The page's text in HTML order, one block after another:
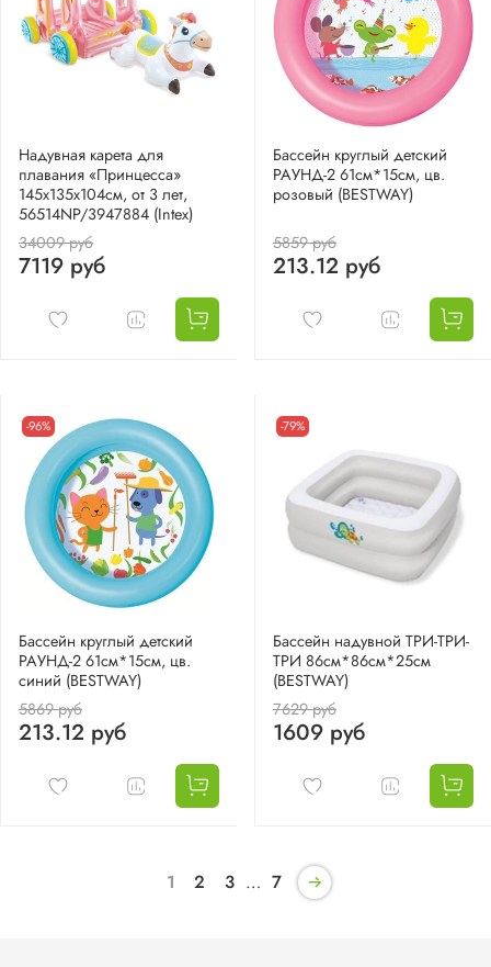
Надувная карета для
плавания «Принцесса»
145х135х104см, от 3 лет,
56514NP/3947884 (Intex)
34009 руб
7119 руб
Бассейн круглый детский
РАУНД-2 61см*15см, цв.
розовый (BESTWAY)
5859 руб
213.12 руб
-96%
Бассейн круглый детский
РАУНД-2 61см*15см, цв.
синий (BESTWAY)
5869 руб
213.12 руб
-79%
Бассейн надувной ТРИ-ТРИ-
ТРИ 86см*86см*25см
(BESTWAY)
7629 руб
1609 руб
1 2 3 … 7